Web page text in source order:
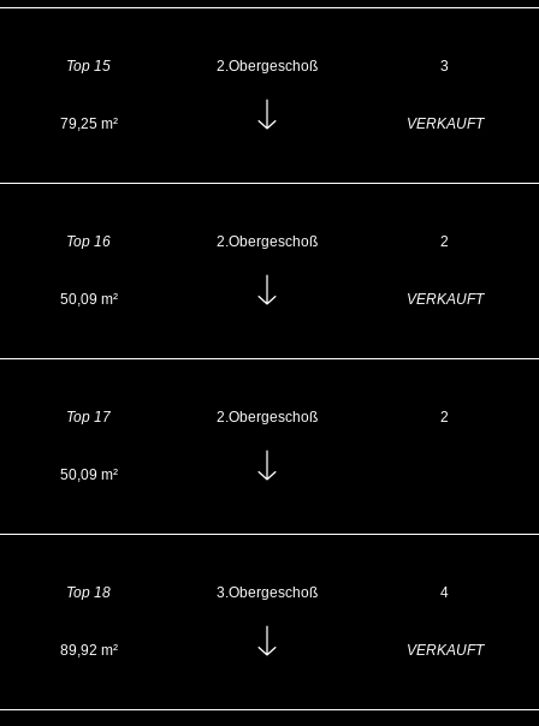
Top 15 2.Obergeschoß 3
79,25 m² VERKAUFT
Top 16 2.Obergeschoß 2
50,09 m² VERKAUFT
Top 17 2.Obergeschoß 2
50,09 m²
Top 18 3.Obergeschoß 4
89,92 m² VERKAUFT